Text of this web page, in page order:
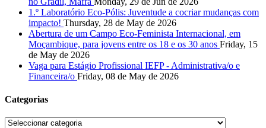
1.º Laboratório Eco-Pólis: Juventude a cocriar mudanças com
impacto! Thursday, 28 de May de 2026
Abertura de um Campo Eco-Feminista Internacional, em
Moçambique, para jovens entre os 18 e os 30 anos Friday, 15
de May de 2026
Vaga para Estágio Profissional IEFP - Administrativa/o e
Financeira/o Friday, 08 de May de 2026
Categorias